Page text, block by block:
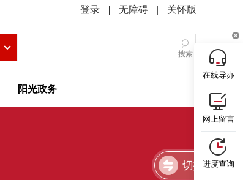
| 无障碍 | 关怀版
搜索
阳光政务
切换简洁版
在线导办
网上留言
进度查询